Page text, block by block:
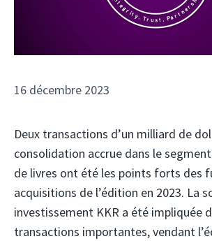
16 décembre 2023
Deux transactions d’un milliard de
consolidation accrue dans le
de livres ont été les points forts des
acquisitions de l’édition en 2023. La
investissement KKR a été impliquée
transactions importantes, vendant